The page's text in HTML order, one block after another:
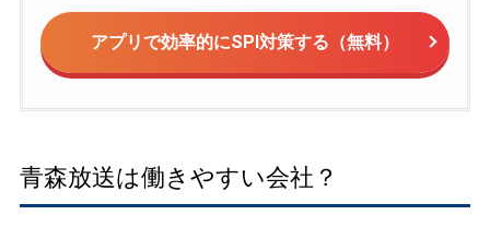
アプリで効率的にSPI対策する（無料）
青森放送は働きやすい会社？